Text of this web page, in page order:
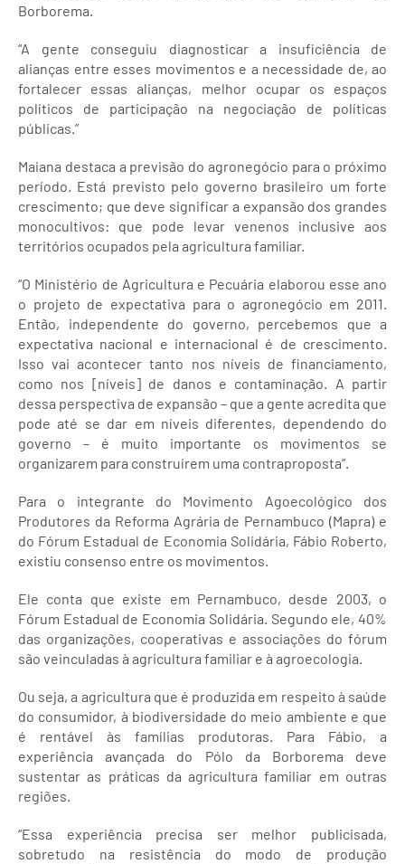
Borborema.
“A gente conseguiu diagnosticar a insuficiência de
alianças entre esses movimentos e a necessidade de, ao
fortalecer essas alianças, melhor ocupar os espaços
políticos de participação na negociação de políticas
públicas.”
Maiana destaca a previsão do agronegócio para o próximo
período. Está previsto pelo governo brasileiro um forte
crescimento; que deve significar a expansão dos grandes
monocultivos: que pode levar venenos inclusive aos
territórios ocupados pela agricultura familiar.
“O Ministério de Agricultura e Pecuária elaborou esse ano
o projeto de expectativa para o agronegócio em 2011.
Então, independente do governo, percebemos que a
expectativa nacional e internacional é de crescimento.
Isso vai acontecer tanto nos níveis de financiamento,
como nos [níveis] de danos e contaminação. A partir
dessa perspectiva de expansão – que a gente acredita que
pode até se dar em níveis diferentes, dependendo do
governo – é muito importante os movimentos se
organizarem para construírem uma contraproposta”.
Para o integrante do Movimento Agoecológico dos
Produtores da Reforma Agrária de Pernambuco (Mapra) e
do Fórum Estadual de Economia Solidária, Fábio Roberto,
existiu consenso entre os movimentos.
Ele conta que existe em Pernambuco, desde 2003, o
Fórum Estadual de Economia Solidária. Segundo ele, 40%
das organizações, cooperativas e associações do fórum
são veinculadas à agricultura familiar e à agroecologia.
Ou seja, a agricultura que é produzida em respeito à saúde
do consumidor, à biodiversidade do meio ambiente e que
é rentável às famílias produtoras. Para Fábio, a
experiência avançada do Pólo da Borborema deve
sustentar as práticas da agricultura familiar em outras
regiões.
“Essa experiência precisa ser melhor publicisada,
sobretudo na resistência do modo de produção